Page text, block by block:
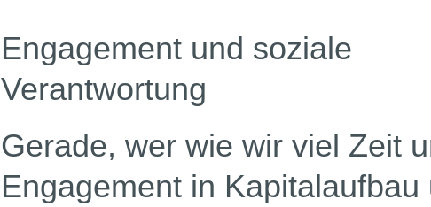
Engagement und soziale
Verantwortung
Gerade, wer wie wir viel Zeit
Engagement in Kapitalaufbau